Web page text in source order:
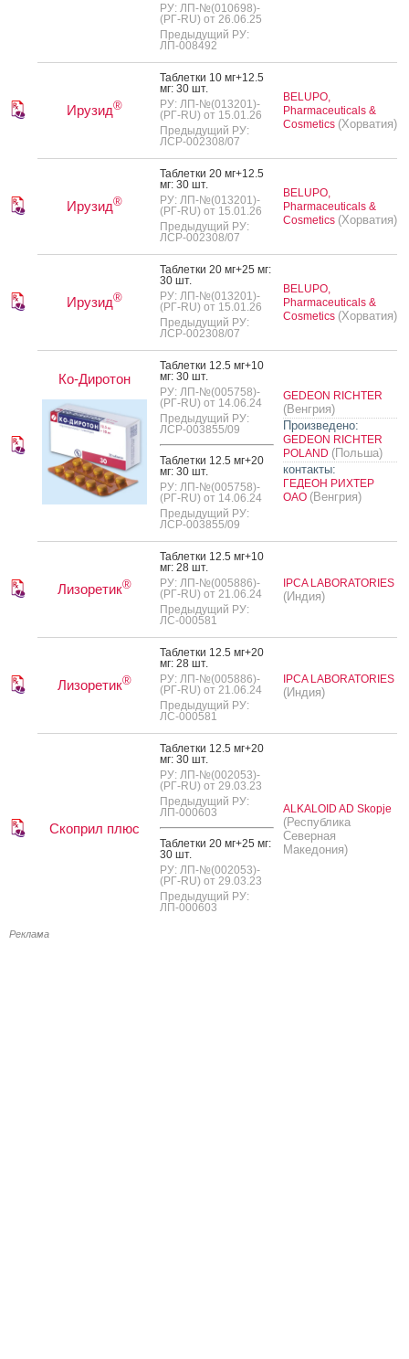
РУ: ЛП-№(010698)-
(РГ-RU) от 26.06.25
Предыдущий РУ:
ЛП-008492
Ирузид®
Таб­летки 10 мг+12.5
мг: 30 шт.
РУ: ЛП-№(013201)-
(РГ-RU) от 15.01.26
Предыдущий РУ:
ЛСР-002308/07
BELUPO,
Pharmaceuticals &
Cosmetics (Хорватия)
Ирузид®
Таб­летки 20 мг+12.5
мг: 30 шт.
РУ: ЛП-№(013201)-
(РГ-RU) от 15.01.26
Предыдущий РУ:
ЛСР-002308/07
BELUPO,
Pharmaceuticals &
Cosmetics (Хорватия)
Ирузид®
Таб­летки 20 мг+25 мг:
30 шт.
РУ: ЛП-№(013201)-
(РГ-RU) от 15.01.26
Предыдущий РУ:
ЛСР-002308/07
BELUPO,
Pharmaceuticals &
Cosmetics (Хорватия)
Ко-Диротон
Таб­летки 12.5 мг+10
мг: 30 шт.
РУ: ЛП-№(005758)-
(РГ-RU) от 14.06.24
Предыдущий РУ:
ЛСР-003855/09
Таб­летки 12.5 мг+20
мг: 30 шт.
РУ: ЛП-№(005758)-
(РГ-RU) от 14.06.24
Предыдущий РУ:
ЛСР-003855/09
GEDEON RICHTER
(Венгрия)
Произведено:
GEDEON RICHTER
POLAND (Польша)
контакты:
ГЕДЕОН РИХТЕР
ОАО (Венгрия)
Лизоретик®
Таб­летки 12.5 мг+10
мг: 28 шт.
РУ: ЛП-№(005886)-
(РГ-RU) от 21.06.24
Предыдущий РУ:
ЛС-000581
IPCA LABORATORIES
(Индия)
Лизоретик®
Таб­летки 12.5 мг+20
мг: 28 шт.
РУ: ЛП-№(005886)-
(РГ-RU) от 21.06.24
Предыдущий РУ:
ЛС-000581
IPCA LABORATORIES
(Индия)
Скоприл плюс
Таб­летки 12.5 мг+20
мг: 30 шт.
РУ: ЛП-№(002053)-
(РГ-RU) от 29.03.23
Предыдущий РУ:
ЛП-000603
Таб­летки 20 мг+25 мг:
30 шт.
РУ: ЛП-№(002053)-
(РГ-RU) от 29.03.23
Предыдущий РУ:
ЛП-000603
ALKALOID AD Skopje
(Республика
Северная
Македония)
Реклама